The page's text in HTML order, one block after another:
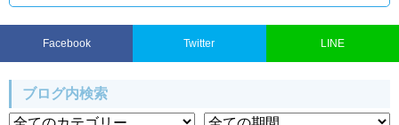
Facebook Twitter LINE
ブログ内検索